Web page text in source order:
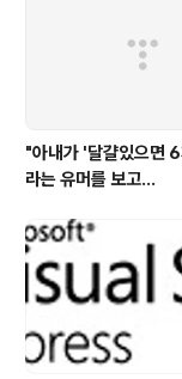
분이지만, 기술면접때는 프
"아내가 '달걀있으면
라는 유머를 보고...